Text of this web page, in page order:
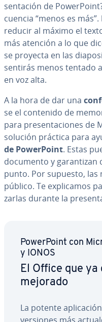
se­n­ta­ción de
cue­n­cia “menos es
reducir al máximo el
más atención a lo que
se proyecta en las
sentirás menos tentado
en voz alta.
A la hora de dar una
se el contenido de
para pre­se­n­ta­cio­nes de
solución práctica para
de Po­we­r­Poi­nt. Estas
documento y ga­ra­n­ti­zan
punto. Por supuesto, las
público. Te ex­pli­ca­mos
zar­las durante la
Po­we­r­Poi­nt con
y IONOS
El Office que ya
mejorado
La potente